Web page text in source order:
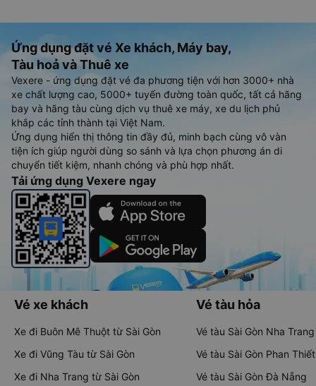
Ứng dụng đặt vé Xe khách, Máy bay,
Tàu hoả và Thuê xe
Vexere - ứng dụng đặt vé đa phương tiện với hơn 3000+ nhà
xe chất lượng cao, 5000+ tuyến đường toàn quốc, tất cả hãng
bay và hãng tàu cùng dịch vụ thuê xe máy, xe du lịch phủ
khắp các tỉnh thành tại Việt Nam.
Ứng dụng hiển thị thông tin đầy đủ, minh bạch cùng vô vàn
tiện ích giúp người dùng so sánh và lựa chọn phương án di
chuyển tiết kiệm, nhanh chóng và phù hợp nhất.
Tải ứng dụng Vexere ngay
Vé xe khách
Xe đi Buôn Mê Thuột từ Sài Gòn
Xe đi Vũng Tàu từ Sài Gòn
Xe đi Nha Trang từ Sài Gòn
Vé tàu hỏa
Vé tàu Sài Gòn Nha Trang
Vé tàu Sài Gòn Phan Thiết
Vé tàu Sài Gòn Đà Nẵng